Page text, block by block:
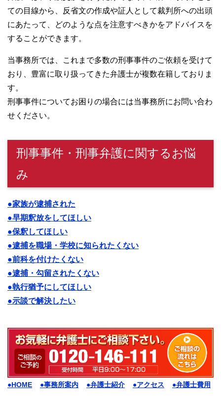
ての目線から、反省文の作成や証人として裁判所への出頭
にあたって、どのような点を注意すべきかをアドバイスを
することができます。
当事務所では、これまで多数の刑事事件のご依頼を受けて
おり、豊富に取り扱ってきた弁護士が複数在籍しておりま
す。
刑事事件についてお困りの場合には当事務所にお問い合わ
せください。
刑事事件・刑事弁護に関するお悩
み
●家族が逮捕された
●早期釈放をしてほしい
●保釈してほしい
●逮捕を職場・学校に知られたくない
●前科を付けたくない
●逮捕・勾留されたくない
●執行猶予にしてほしい
●示談で解決したい
●HOME ●事務所案内 ●弁護士紹介 ●アクセス ●弁護士費用